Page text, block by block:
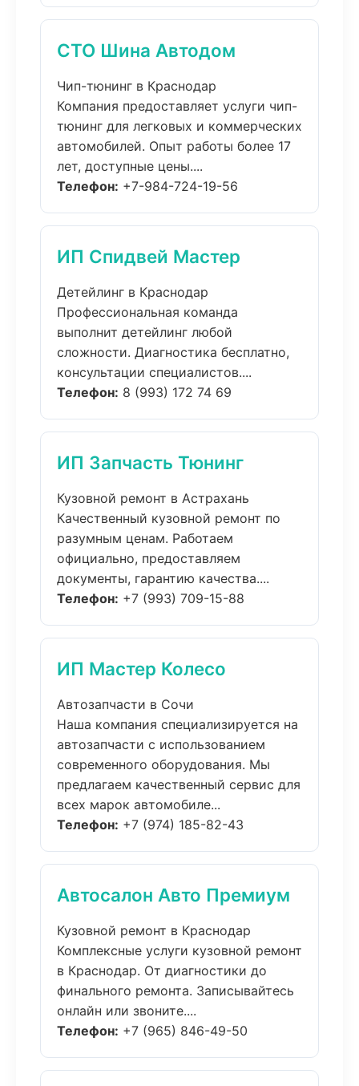
СТО Шина Автодом
Чип-тюнинг в Краснодар
Компания предоставляет услуги чип-
тюнинг для легковых и коммерческих
автомобилей. Опыт работы более 17
лет, доступные цены....
Телефон: +7-984-724-19-56
ИП Спидвей Мастер
Детейлинг в Краснодар
Профессиональная команда
выполнит детейлинг любой
сложности. Диагностика бесплатно,
консультации специалистов....
Телефон: 8 (993) 172 74 69
ИП Запчасть Тюнинг
Кузовной ремонт в Астрахань
Качественный кузовной ремонт по
разумным ценам. Работаем
официально, предоставляем
документы, гарантию качества....
Телефон: +7 (993) 709-15-88
ИП Мастер Колесо
Автозапчасти в Сочи
Наша компания специализируется на
автозапчасти с использованием
современного оборудования. Мы
предлагаем качественный сервис для
всех марок автомобиле...
Телефон: +7 (974) 185-82-43
Автосалон Авто Премиум
Кузовной ремонт в Краснодар
Комплексные услуги кузовной ремонт
в Краснодар. От диагностики до
финального ремонта. Записывайтесь
онлайн или звоните....
Телефон: +7 (965) 846-49-50